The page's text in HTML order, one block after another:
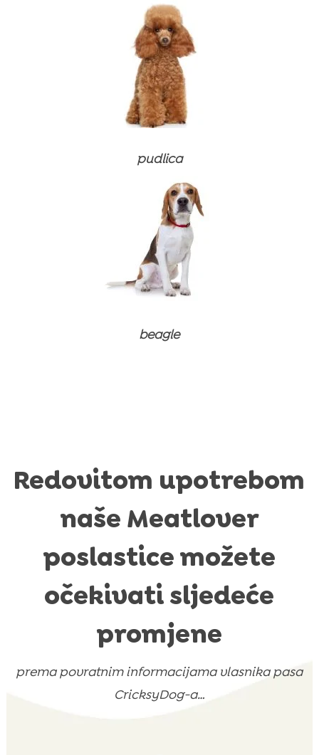
Dodaci prehrani i vitamini
Proizvodi za njegu
Dodaci prehrani i vitamini
Proizvodi za njegu
pudlica
beagle
Redovitom upotrebom
naše Meatlover
poslastice možete
očekivati sljedeće
promjene
prema povratnim informacijama vlasnika pasa
CricksyDog-a…